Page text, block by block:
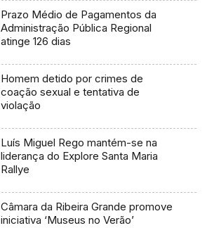
Prazo Médio de Pagamentos da
Administração Pública Regional
atinge 126 dias
Homem detido por crimes de
coação sexual e tentativa de
violação
Luís Miguel Rego mantém-se na
liderança do Explore Santa Maria
Rallye
Câmara da Ribeira Grande promove
iniciativa ‘Museus no Verão’